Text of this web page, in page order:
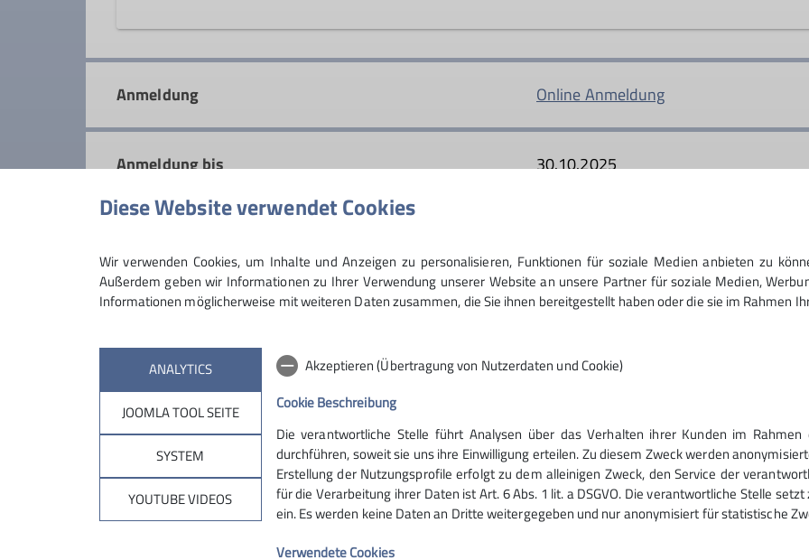
Anmeldung
Online Anmeldung
Anmeldung bis 30.10.2025
Partnersektionen
Sektion Mering
Sektion Alpen.net
Services
Alpenvereinaktv - Tourenplaner
Diese Website verwendet Cookies
Wir verwenden Cookies, um Inhalte und Anzeigen zu personalisieren, Funktionen für soziale Medien anbieten zu
Außerdem geben wir Informationen zu Ihrer Verwendung unserer Website an unsere Partner für soziale Medien,
Informationen möglicherweise mit weiteren Daten zusammen, die Sie ihnen bereitgestellt haben oder die sie im Rahmen
ANALYTICS
JOOMLA TOOL SEITE
SYSTEM
YOUTUBE VIDEOS
Akzeptieren (Übertragung von Nutzerdaten und Cookie)
Cookie Beschreibung
Die verantwortliche Stelle führt Analysen über das Verhalten ihrer Kunden im
durchführen, soweit sie uns ihre Einwilligung erteilen. Zu diesem Zweck werden
Erstellung der Nutzungsprofile erfolgt zu dem alleinigen Zweck, den Service der
für die Verarbeitung ihrer Daten ist Art. 6 Abs. 1 lit. a DSGVO. Die verantwortliche Stelle
ein. Es werden keine Daten an Dritte weitergegeben und nur anonymisiert für statistische
Verwendete Cookies